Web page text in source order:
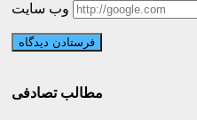
وب سایت
مطالب تصادفی